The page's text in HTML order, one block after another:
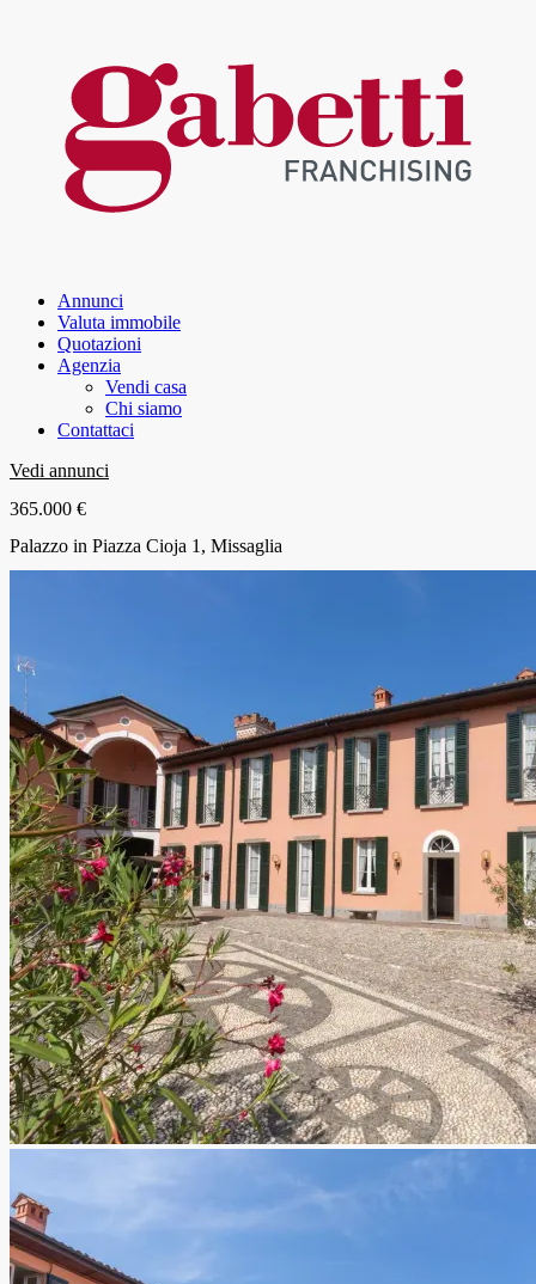
Annunci
Valuta immobile
Quotazioni
Agenzia
Vendi casa
Chi siamo
Contattaci
Vedi annunci
365.000 €
Palazzo in Piazza Cioja 1, Missaglia